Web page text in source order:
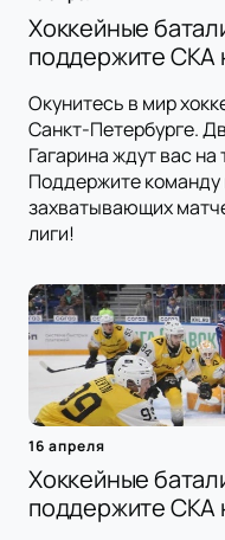
Хоккейные
поддержите СКА
Окунитесь в мир
Санкт-Петербурге.
Гагарина ждут вас
Поддержите команду
захватывающих
лиги!
16 апреля
Хоккейные
поддержите СКА